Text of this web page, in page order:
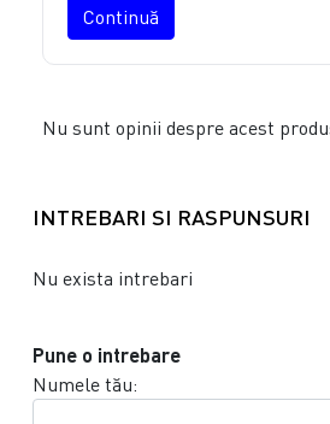
Continuă
Nu sunt opinii despre acest
INTREBARI SI RASPUNSURI
Nu exista intrebari
Pune o intrebare
Numele tău: